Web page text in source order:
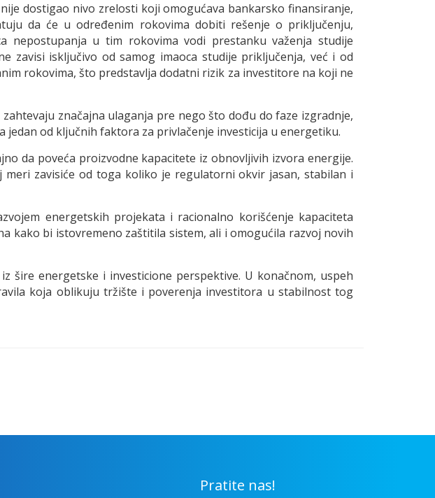
dostigao nivo zrelosti koji omogućava bankarsko finansiranje,
da će u određenim rokovima dobiti rešenje o priključenju,
u tim rokovima vodi prestanku važenja studije
zavisi isključivo od samog imaoca studije priključenja, već i od
rokovima, što predstavlja dodatni rizik za investitore na koji ne
značajna ulaganja pre nego što dođu do faze izgradnje,
od ključnih faktora za privlačenje investicija u energetiku.
da poveća proizvodne kapacitete iz obnovljivih izvora energije.
zavisiće od toga koliko je regulatorni okvir jasan, stabilan i
energetskih projekata i racionalno korišćenje kapaciteta
kako bi istovremeno zaštitila sistem, ali i omogućila razvoj novih
šire energetske i investicione perspektive. U konačnom, uspeh
koja oblikuju tržište i poverenja investitora u stabilnost tog
Pratite nas!